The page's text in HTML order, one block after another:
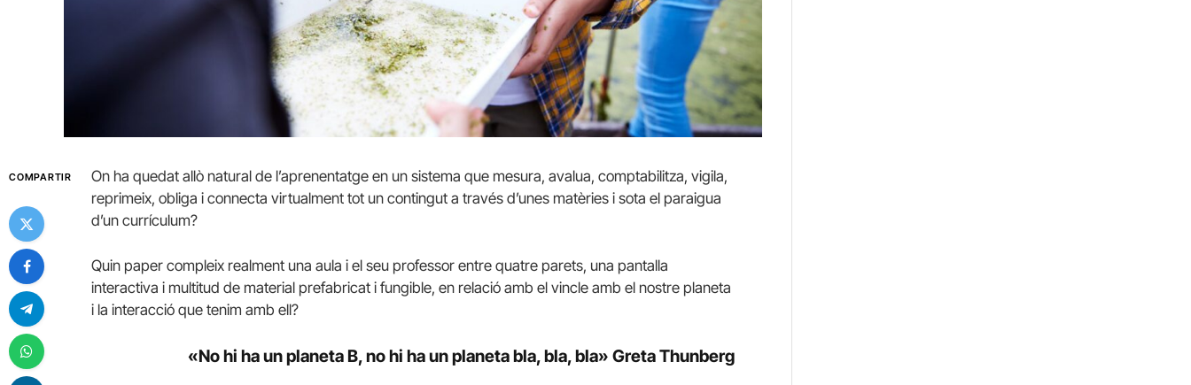
COMPARTIR
On ha quedat allò natural de l’aprenentatge en un sistema que mesura, avalua, comptabilitza, vigila,
reprimeix, obliga i connecta virtualment tot un contingut a través d’unes matèries i sota el paraigua
d’un currículum?
Quin paper compleix realment una aula i el seu professor entre quatre parets, una pantalla
interactiva i multitud de material prefabricat i fungible, en relació amb el vincle amb el nostre planeta
i la interacció que tenim amb ell?
«No hi ha un planeta B, no hi ha un planeta bla, bla, bla» Greta Thunberg